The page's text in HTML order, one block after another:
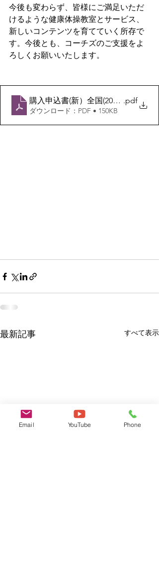
今後も変わらず、皆様にご満足いただ
けるような健康体操教室とサービス、
新しいコンテンツを育てていく所存で
す。今後とも、コーチズのご支援をよ
ろしくお願いいたします。
購入申込書(新）全国(2023~).pdf
ダウンロード：PDF • 150KB
最新記事 すべて表示
Email YouTube Phone